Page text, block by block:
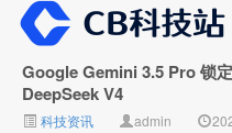
CB科技站
Google Gemini 3.5 Pro 锁
DeepSeek V4
科技资讯 admin